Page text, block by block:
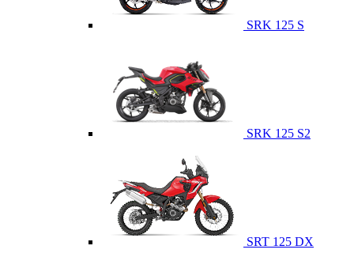
SRK 125 S
SRK 125 S2
SRT 125 DX